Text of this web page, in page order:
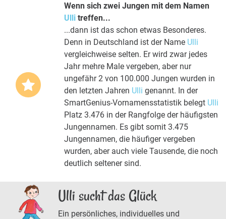
Wenn sich zwei Jungen mit dem Namen
Ulli treffen...
...dann ist das schon etwas Besonderes.
Denn in Deutschland ist der Name Ulli
vergleichweise selten. Er wird zwar jedes
Jahr mehre Male vergeben, aber nur
ungefähr 2 von 100.000 Jungen wurden in
den letzten Jahren Ulli genannt. In der
SmartGenius-Vornamensstatistik belegt Ulli
Platz 3.476 in der Rangfolge der häufigsten
Jungennamen. Es gibt somit 3.475
Jungennamen, die häufiger vergeben
wurden, aber auch viele Tausende, die noch
deutlich seltener sind.
Ulli sucht das Glück
Ein persönliches, individuelles und